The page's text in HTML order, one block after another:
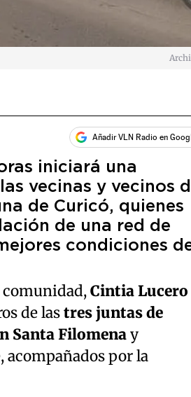
Añadir VLN Radio en
iniciará una
vecinas y vecinos
de Curicó, quienes
de una red de
condiciones
comunidad,Cintia Lucero
de lastres juntas de
Santa Filomenay
acompañados por la